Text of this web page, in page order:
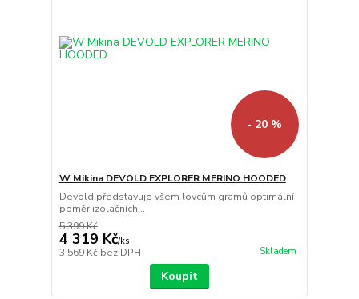
- 20 %
W Mikina DEVOLD EXPLORER MERINO HOODED
Devold představuje všem lovcům gramů optimální
poměr izolačních...
5 399 Kč
4 319 Kč/ks
3 569 Kč bez DPH Skladem
Koupit